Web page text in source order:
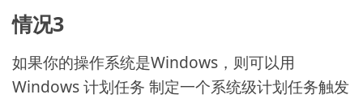
情况3
如果你的操作系统是Windows，则可以用
Windows 计划任务 制定一个系统级计划任务触发